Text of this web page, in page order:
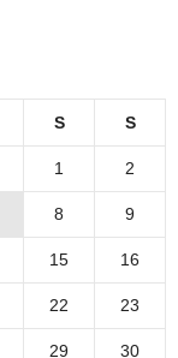
S S
1 2
8 9
15 16
22 23
29 30